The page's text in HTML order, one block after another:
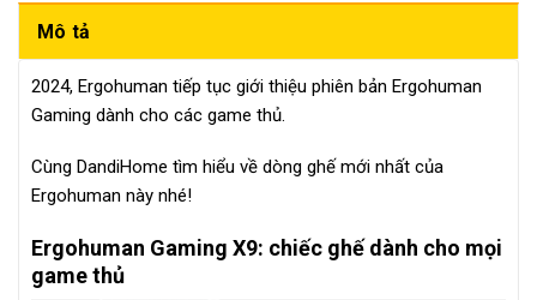
Mô tả
2024, Ergohuman tiếp tục giới thiệu phiên bản Ergohuman
Gaming dành cho các game thủ.
Cùng DandiHome tìm hiểu về dòng ghế mới nhất của
Ergohuman này nhé!
Ergohuman Gaming X9: chiếc ghế dành cho mọi
game thủ